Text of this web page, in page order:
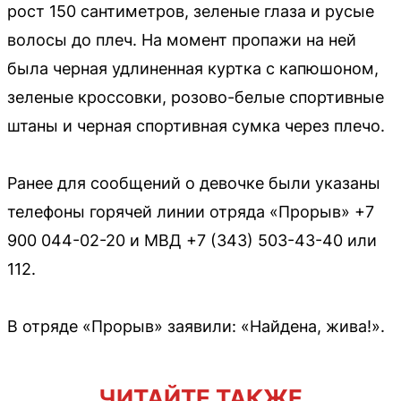
рост 150 сантиметров, зеленые глаза и русые
волосы до плеч. На момент пропажи на ней
была черная удлиненная куртка с капюшоном,
зеленые кроссовки, розово-белые спортивные
штаны и черная спортивная сумка через плечо.
Ранее для сообщений о девочке были указаны
телефоны горячей линии отряда «Прорыв» +7
900 044-02-20 и МВД +7 (343) 503-43-40 или
112.
В отряде «Прорыв» заявили: «Найдена, жива!».